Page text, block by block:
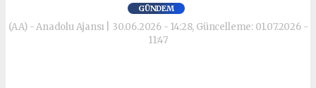
GÜNDEM
(AA) - Anadolu Ajansı | 30.06.2026 - 14:28, Güncelleme: 01.07.2026 -
11:47